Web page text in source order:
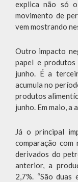
explica não só
movimento de
vem mostrando
Outro impacto
papel e produtos
junho. É a
acumula no
produtos
junho. Em maio, a
Já o principal
comparação
derivados do
anterior, a
2,7%. “São duas